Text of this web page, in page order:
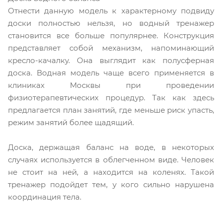
Отнести данную модель к характерному подвиду
доски полностью нельзя, но водный тренажер
становится все больше популярнее. Конструкция
представляет собой механизм, напоминающий
кресло-качалку. Она выглядит как полусферная
доска. Водная модель чаще всего применяется в
клиниках Москвы при проведении
физиотерапевтических процедур. Так как здесь
предлагается план занятий, где меньше риск упасть,
режим занятий более щадящий.
Доска, держащая баланс на воде, в некоторых
случаях используется в облегченном виде. Человек
не стоит на ней, а находится на коленях. Такой
тренажер подойдет тем, у кого сильно нарушена
координация тела.